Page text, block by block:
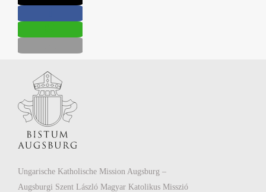
Ungarische Katholische Mission Augsburg –
Augsburgi Szent László Magyar Katolikus Misszió